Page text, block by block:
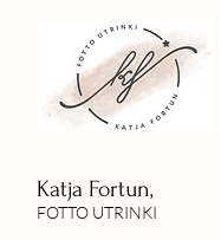
Katja Fortun,
FOTTO UTRINKI